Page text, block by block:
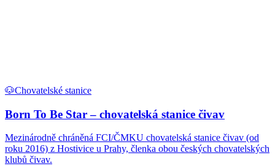
🐶Chovatelské stanice
Born To Be Star – chovatelská stanice čivav
Mezinárodně chráněná FCI/ČMKU chovatelská stanice čivav (od
roku 2016) z Hostivice u Prahy, členka obou českých chovatelských
klubů čivav.